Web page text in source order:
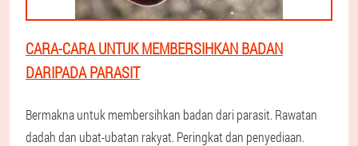
CARA-CARA UNTUK MEMBERSIHKAN BADAN
DARIPADA PARASIT
Bermakna untuk membersihkan badan dari parasit. Rawatan
dadah dan ubat-ubatan rakyat. Peringkat dan penyediaan.